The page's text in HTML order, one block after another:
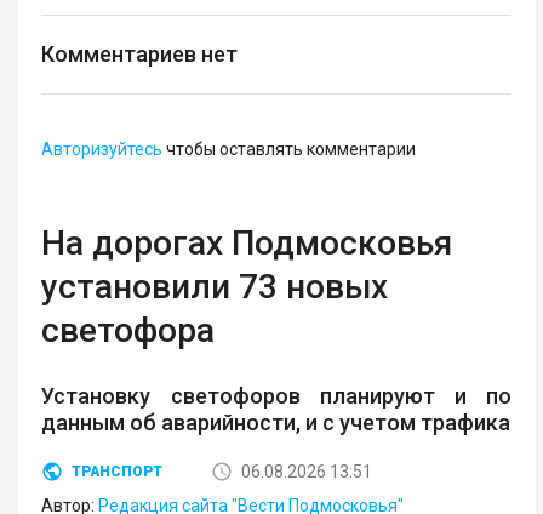
Комментариев нет
Авторизуйтесь чтобы оставлять комментарии
На дорогах Подмосковья
установили 73 новых
светофора
Установку светофоров планируют и по
данным об аварийности, и с учетом трафика
ТРАНСПОРТ
06.08.2026 13:51
Автор: Редакция сайта "Вести Подмосковья"